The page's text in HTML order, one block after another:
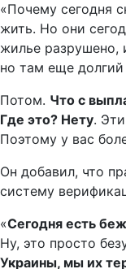
«Почему сегодня
жить. Но они
жилье разрушено,
но там еще долгий
Потом. Что с
Где это? Нету.
Поэтому у вас
Он добавил, что
систему
«Сегодня есть
Ну, это просто
Украины, мы их